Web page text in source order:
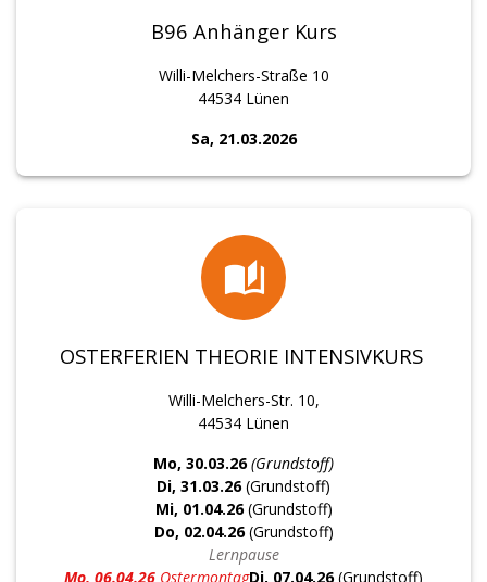
B96 Anhänger Kurs
Willi-Melchers-Straße 10
44534 Lünen
Sa, 21.03.2026
OSTERFERIEN THEORIE INTENSIVKURS
Willi-Melchers-Str. 10,
44534 Lünen
Mo, 30.03.26(Grundstoff)
Di, 31.03.26(Grundstoff)
Mi, 01.04.26(Grundstoff)
Do, 02.04.26(Grundstoff)
Lernpause
Mo, 06.04.26 OstermontagDi, 07.04.26(Grundstoff)